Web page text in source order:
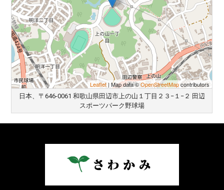
Leaflet | Map data ©OpenStreetMapcontributors
日本、〒646-0061 和歌山県田辺市上の山１丁目２３−１−２ 田辺
スポーツパーク野球場